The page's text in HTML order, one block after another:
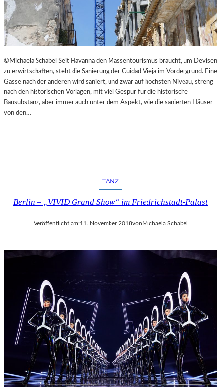
E
S
T
H
E
T
E
R
I
M
L
A
N
E
S
T
H
E
E
E
B
E
©Michaela Schabel Seit Havanna den Massentourismus braucht, um Devisen
zu erwirtschaften, steht die Sanierung der Cuidad Vieja im Vordergrund. Eine
Gasse nach der anderen wird saniert, und zwar auf höchsten Niveau, streng
nach den historischen Vorlagen, mit viel Gespür für die historische
Bausubstanz, aber immer auch unter dem Aspekt, wie die sanierten Häuser
von den…
TANZ
Berlin – „VIVID Grand Show“ im Friedrichstadt-Palast
Veröffentlicht am:11. November 2018vonMichaela Schabel